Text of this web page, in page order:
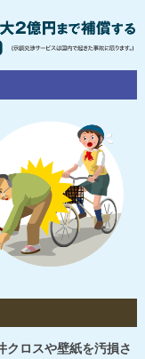
クロスや壁紙を汚損さ